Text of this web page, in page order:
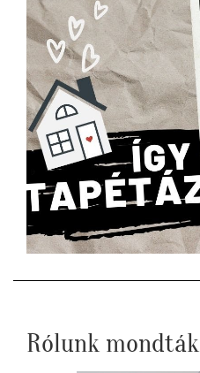
Rólunk mondták